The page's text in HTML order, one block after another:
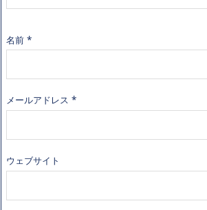
名前 *
メールアドレス *
ウェブサイト